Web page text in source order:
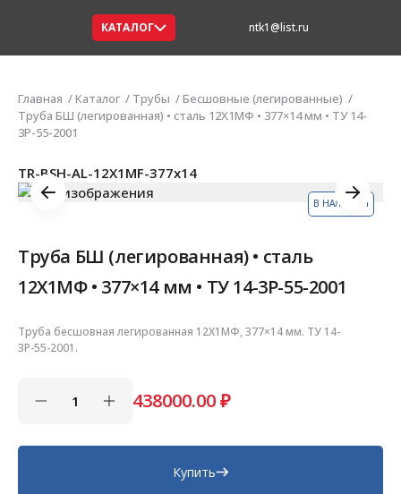
КАТАЛОГ ntk1@list.ru
Главная Каталог Трубы
Бесшовные (легированные)
Труба БШ (легированная) • сталь 12Х1МФ • 377×14 мм • ТУ 14-
3Р-55-2001
В НАЛИЧИИ
TR-BSH-AL-12X1MF-377x14
Труба БШ (легированная) • сталь
12Х1МФ • 377×14 мм • ТУ 14-3Р-55-2001
Труба бесшовная легированная 12Х1МФ, 377×14 мм. ТУ 14-
3Р-55-2001.
438000.00₽
Купить